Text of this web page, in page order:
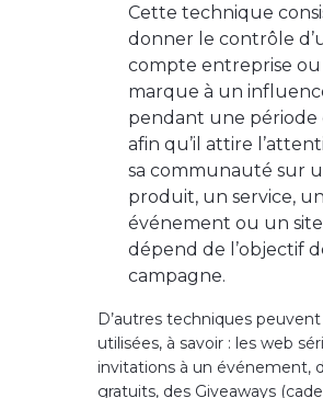
Cette technique
donner le contrôle
compte entreprise ou
marque à un
pendant une période
afin qu’il attire
sa communauté sur
produit, un service, un
événement ou un
dépend de l’objectif
campagne.
D’autres techniques
utilisées, à savoir : les web
invitations à un événement,
gratuits, des Giveaways